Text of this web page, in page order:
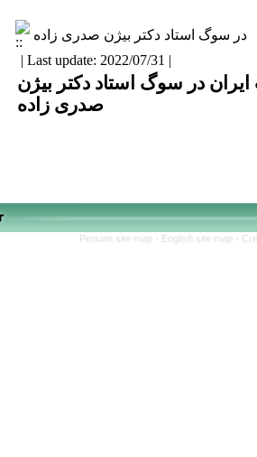
در سوگ استاد دکتر بیژن صدری زاده
| Last update: 2022/07/31 |
در سوگ استاد دکتر بیژن
صدری زاده
Persian site map - English site map -